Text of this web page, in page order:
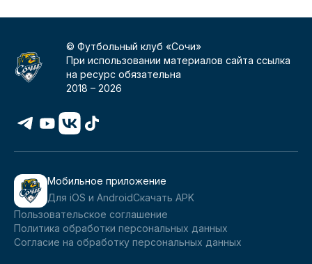
© Футбольный клуб «Сочи»
При использовании материалов сайта ссылка
на ресурс обязательна
2018 –2026
Мобильное приложение
Для iOS и AndroidСкачать APK
Пользовательское соглашение
Политика обработки персональных данных
Согласие на обработку персональных данных